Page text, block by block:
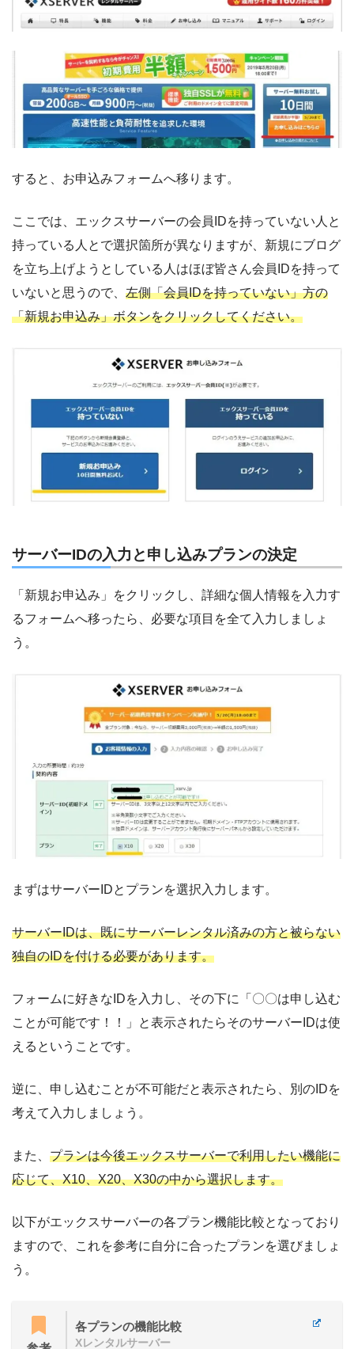
すると、お申込みフォームへ移ります。
ここでは、エックスサーバーの会員IDを持っていない人と
持っている人とで選択箇所が異なりますが、新規にブログ
を立ち上げようとしている人はほぼ皆さん会員IDを持って
いないと思うので、 左側「会員IDを持っていない」方の
「新規お申込み」ボタンをクリックしてください。
サーバーIDの入力と申し込みプランの決定
「新規お申込み」をクリックし、詳細な個人情報を入力す
るフォームへ移ったら、必要な項目を全て入力しましょ
う。
まずはサーバーIDとプランを選択入力します。
サーバーIDは、既にサーバーレンタル済みの方と被らない
独自のIDを付ける必要があります。
フォームに好きなIDを入力し、その下に「〇〇は申し込む
ことが可能です！！」と表示されたらそのサーバーIDは使
えるということです。
逆に、申し込むことが不可能だと表示されたら、別のIDを
考えて入力しましょう。
また、 プランは今後エックスサーバーで利用したい機能に
応じて、X10、X20、X30の中から選択します。
以下がエックスサーバーの各プラン機能比較となっており
ますので、これを参考に自分に合ったプランを選びましょ
う。
各プランの機能比較
Xレンタルサーバー